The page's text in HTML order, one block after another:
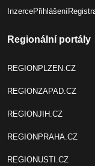
InzercePřihlášení
Regionální portály
REGIONPLZEN.CZ
REGIONZAPAD.CZ
REGIONJIH.CZ
REGIONPRAHA.CZ
REGIONUSTI.CZ